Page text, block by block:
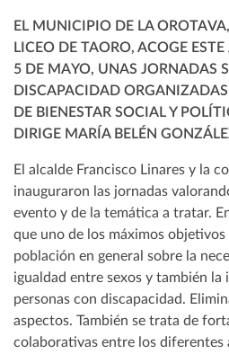
EL MUNICIPIO DE LA
LICEO DE TAORO, ACOGE ESTE
5 DE MAYO, UNAS JORNADAS
DISCAPACIDAD
DE BIENESTAR SOCIAL Y
DIRIGE MARÍA BELÉN
El alcalde Francisco Linares y la
inauguraron las jornadas
evento y de la temática a tratar.
que uno de los máximos objetivos
población en general sobre la
igualdad entre sexos y también
personas con discapacidad.
aspectos. También se trata de
colaborativas entre los diferentes